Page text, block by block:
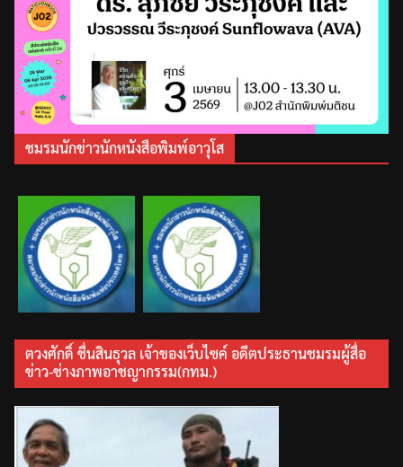
ชมรมนักข่าวนักหนังสือพิมพ์อาวุโส
ตวงศักดิ์ ชื่นสินธุวล เจ้าของเว็บไซค์ อดีตประธานชมรมผู้สื่อ
ข่าว-ช่างภาพอาชญากรรม(กทม.)